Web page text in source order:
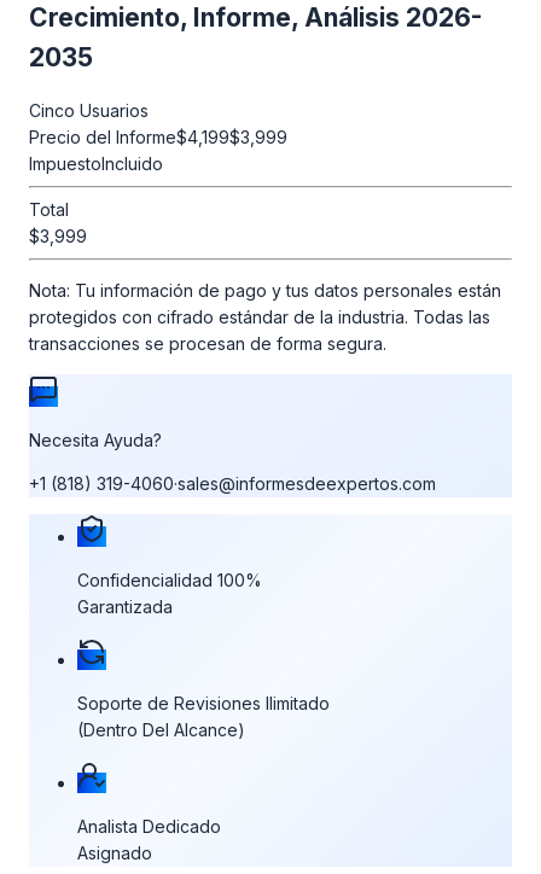
Crecimiento, Informe, Análisis 2026-
2035
Cinco Usuarios
Precio del Informe$4,199$3,999
ImpuestoIncluido
Total
$3,999
Nota: Tu información de pago y tus datos personales están
protegidos con cifrado estándar de la industria. Todas las
transacciones se procesan de forma segura.
Necesita Ayuda?
+1 (818) 319-4060·sales@informesdeexpertos.com
Nuestras garantías de compra
Confidencialidad 100%
Garantizada
Soporte de Revisiones Ilimitado
(Dentro Del Alcance)
Analista Dedicado
Asignado